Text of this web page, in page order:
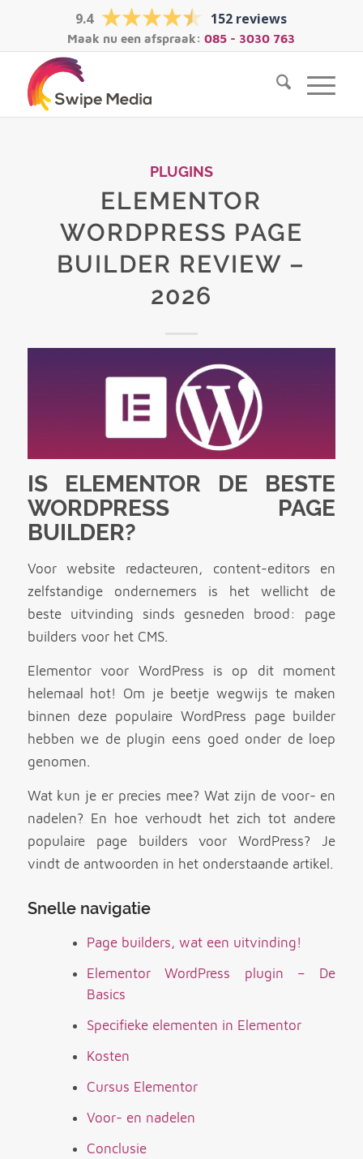
9.4 152 reviews
Maak nu een afspraak:085 - 3030 763
PLUGINS
ELEMENTOR
WORDPRESS PAGE
BUILDER REVIEW –
2026
IS ELEMENTOR DE BESTE
WORDPRESS PAGE
BUILDER?
Voor website redacteuren, content-editors en
zelfstandige ondernemers is het wellicht de
beste uitvinding sinds gesneden brood: page
builders voor het CMS.
Elementor voor WordPress is op dit moment
helemaal hot! Om je beetje wegwijs te maken
binnen deze populaire WordPress page builder
hebben we de plugin eens goed onder de loep
genomen.
Wat kun je er precies mee? Wat zijn de voor- en
nadelen? En hoe verhoudt het zich tot andere
populaire page builders voor WordPress? Je
vindt de antwoorden in het onderstaande artikel.
Snelle navigatie
Page builders, wat een uitvinding!
Elementor WordPress plugin – De
Basics
Specifieke elementen in Elementor
Kosten
Cursus Elementor
Voor- en nadelen
Conclusie